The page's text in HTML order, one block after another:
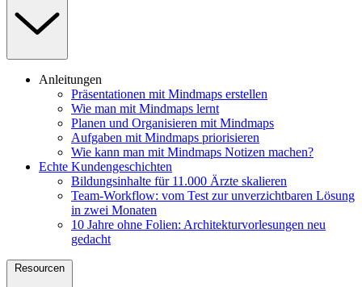
Anleitungen
Präsentationen mit Mindmaps erstellen
Wie man mit Mindmaps lernt
Planen und Organisieren mit Mindmaps
Aufgaben mit Mindmaps priorisieren
Wie kann man mit Mindmaps Notizen machen?
Echte Kundengeschichten
Bildungsinhalte für 11.000 Ärzte skalieren
Team-Workflow: vom Test zur unverzichtbaren Lösung
in zwei Monaten
10 Jahre ohne Folien: Architekturvorlesungen neu
gedacht
Resourcen